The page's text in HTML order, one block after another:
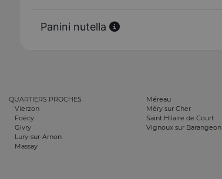
Panini nutella
QUARTIERS PROCHES
Vierzon
Foëcy
Givry
Lury-sur-Arnon
Massay
Méreau
Méry sur Cher
Saint Hilaire de Court
Vignoux sur Barangeon